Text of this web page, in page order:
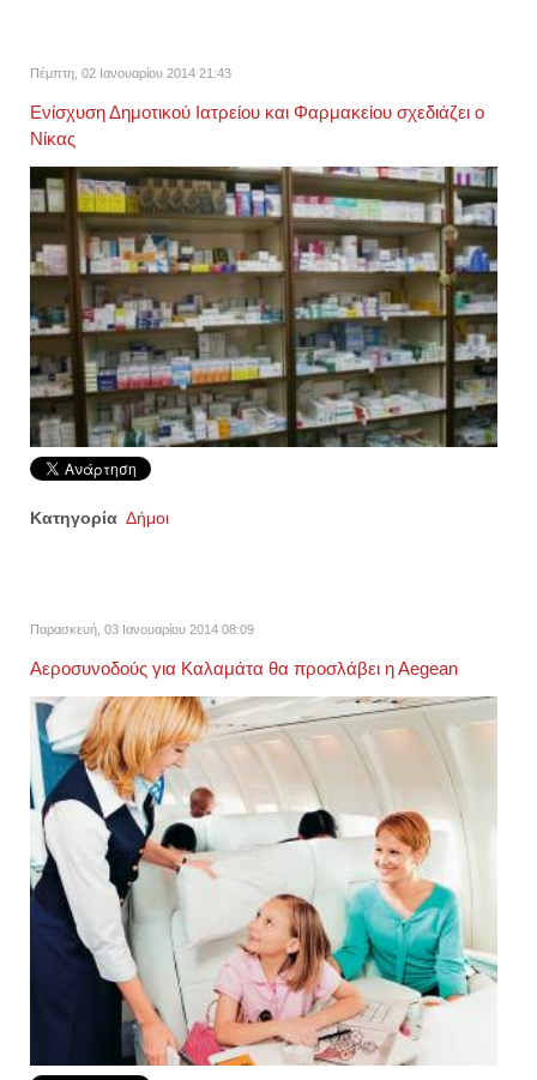
Πέμπτη, 02 Ιανουαρίου 2014 21:43
Ενίσχυση Δημοτικού Ιατρείου και Φαρμακείου σχεδιάζει ο
Νίκας
Κατηγορία Δήμοι
Παρασκευή, 03 Ιανουαρίου 2014 08:09
Αεροσυνοδούς για Καλαμάτα θα προσλάβει η Αegean